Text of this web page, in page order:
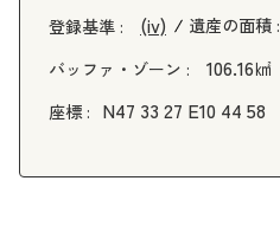
登録基準 : (iv) 遺産の面積 :
バッファ・ゾーン : 106.16㎢
座標 : N47 33 27 E10 44 58